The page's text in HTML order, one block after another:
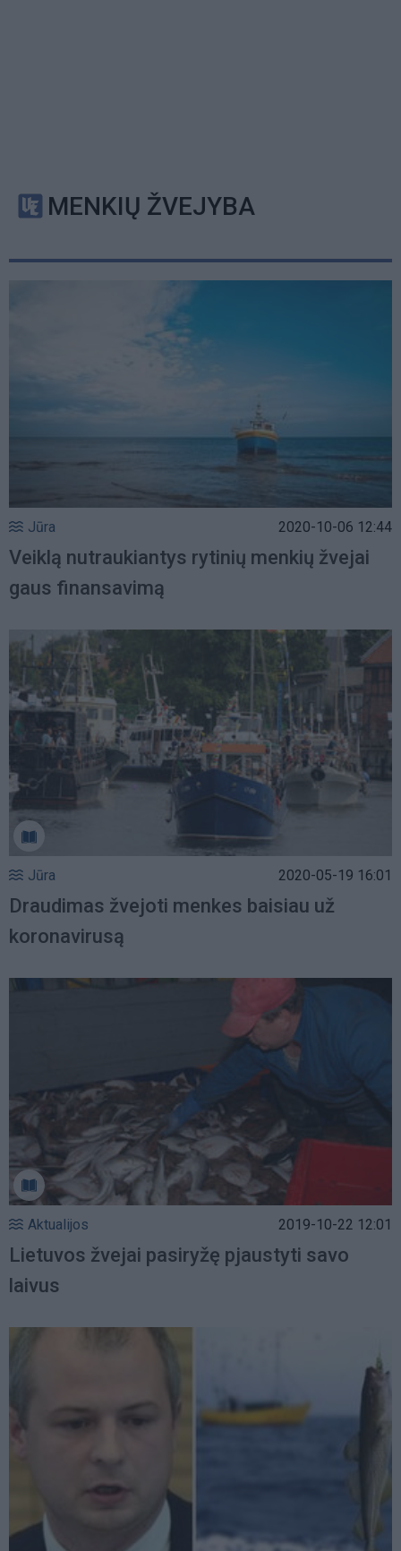
MENKIŲ ŽVEJYBA
Jūra 2020-10-06 12:44
Veiklą nutraukiantys rytinių menkių žvejai
gaus finansavimą
Jūra 2020-05-19 16:01
Draudimas žvejoti menkes baisiau už
koronavirusą
Aktualijos 2019-10-22 12:01
Lietuvos žvejai pasiryžę pjaustyti savo
laivus